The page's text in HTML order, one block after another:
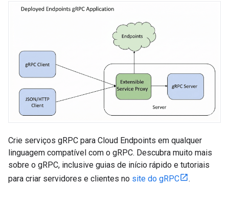
Crie serviços gRPC para Cloud Endpoints em qualquer
linguagem compatível com o gRPC. Descubra muito mais
sobre o gRPC, inclusive guias de início rápido e tutoriais
para criar servidores e clientes no site do gRPC .